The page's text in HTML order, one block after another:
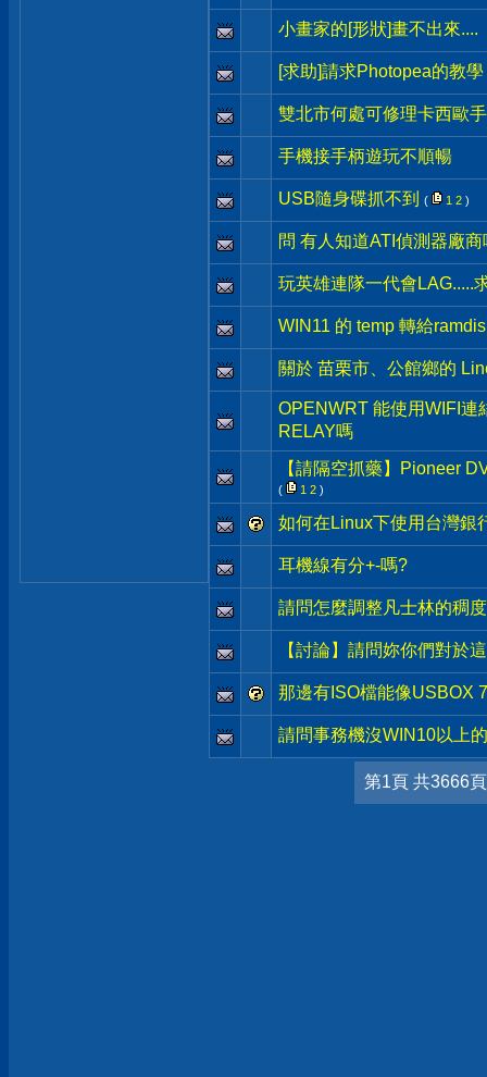
小畫家的[形狀]畫不出來....
[求助]請求Photopea的教學
雙北市何處可修理卡西歐
手機接手柄遊玩不順暢
USB隨身碟抓不到 ( 1 2 )
問 有人知道ATI偵測器廠商
玩英雄連隊一代會LAG.....
WIN11 的 temp 轉給
關於 苗栗市、公館鄉的
OPENWRT 能使用WIFI連
RELAY嗎
【請隔空抓藥】Pioneer
( 1 2 )
如何在Linux下使用台灣銀
耳機線有分+-嗎?
請問怎麼調整凡士林的稠度
【討論】請問妳你們對於
那邊有ISO檔能像USBOX
請問事務機沒WIN10以上
第1頁 共3666頁